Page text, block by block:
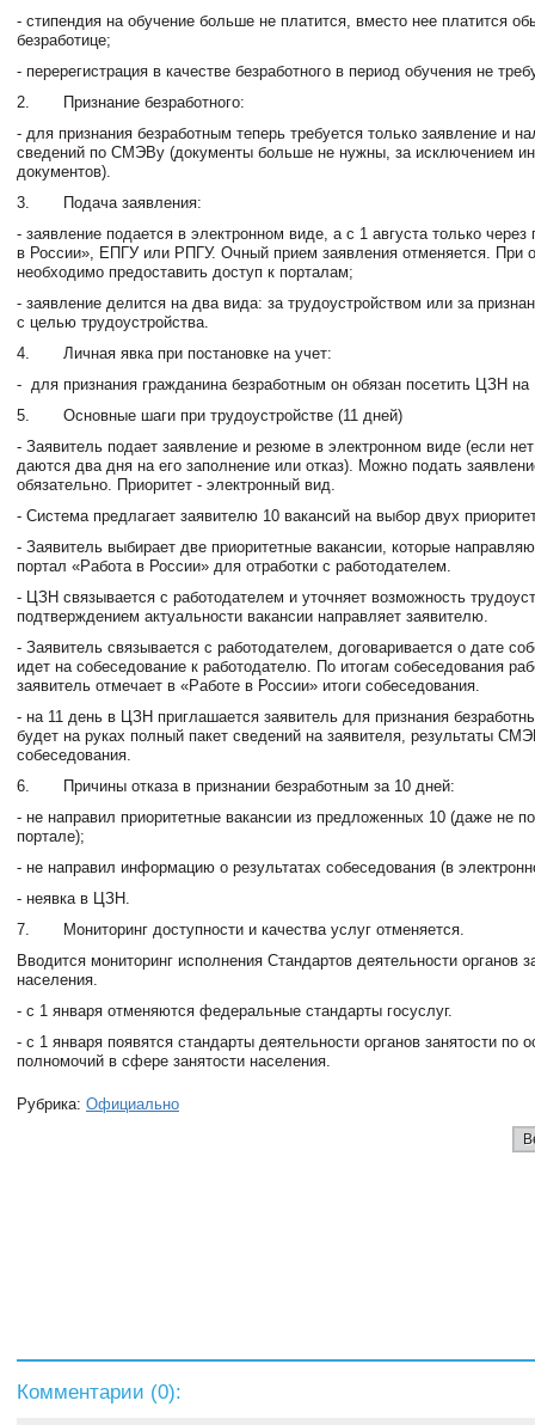
- стипендия на обучение больше не платится, вместо нее платится
безработице;
- перерегистрация в качестве безработного в период обучения не
2. Признание безработного:
- для признания безработным теперь требуется только заявление и
сведений по СМЭВу (документы больше не нужны, за исключением
документов).
3. Подача заявления:
- заявление подается в электронном виде, а с 1 августа только
в России», ЕПГУ или РПГУ. Очный прием заявления отменяется. При
необходимо предоставить доступ к порталам;
- заявление делится на два вида: за трудоустройством или за
с целью трудоустройства.
4. Личная явка при постановке на учет:
- для признания гражданина безработным он обязан посетить ЦЗН
5. Основные шаги при трудоустройстве (11 дней)
- Заявитель подает заявление и резюме в электронном виде (если
даются два дня на его заполнение или отказ). Можно подать
обязательно. Приоритет - электронный вид.
- Система предлагает заявителю 10 вакансий на выбор двух
- Заявитель выбирает две приоритетные вакансии, которые
портал «Работа в России» для отработки с работодателем.
- ЦЗН связывается с работодателем и уточняет возможность
подтверждением актуальности вакансии направляет заявителю.
- Заявитель связывается с работодателем, договаривается о дате
идет на собеседование к работодателю. По итогам собеседования
заявитель отмечает в «Работе в России» итоги собеседования.
- на 11 день в ЦЗН приглашается заявитель для признания
будет на руках полный пакет сведений на заявителя, результаты
собеседования.
6. Причины отказа в признании безработным за 10 дней:
- не направил приоритетные вакансии из предложенных 10 (даже не
портале);
- не направил информацию о результатах собеседования (в
- неявка в ЦЗН.
7. Мониторинг доступности и качества услуг отменяется.
Вводится мониторинг исполнения Стандартов деятельности органов
населения.
- с 1 января отменяются федеральные стандарты госуслуг.
- с 1 января появятся стандарты деятельности органов занятости по
полномочий в сфере занятости населения.
Рубрика: Официально
Комментарии (0):